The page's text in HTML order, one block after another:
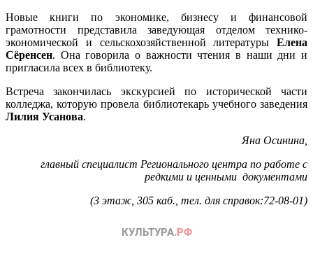
Новые книги по экономике, бизнесу и финансовой
грамотности представила заведующая отделом технико-
экономической и сельскохозяйственной литературы Елена
Сёренсен. Она говорила о важности чтения в наши дни и
пригласила всех в библиотеку.
Встреча закончилась экскурсией по исторической части
колледжа, которую провела библиотекарь учебного заведения
Лилия Усанова.
Яна Осинина,
главный специалист Регионального центра по работе с
редкими и ценными документами
(3 этаж, 305 каб., тел. для справок:72-08-01)